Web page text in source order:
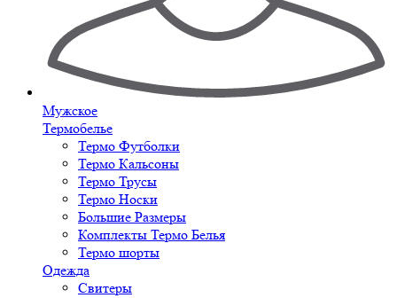
Мужское
Термобелье
Термо Футболки
Термо Кальсоны
Термо Трусы
Термо Носки
Большие Размеры
Комплекты Термо Белья
Термо шорты
Одежда
Свитеры